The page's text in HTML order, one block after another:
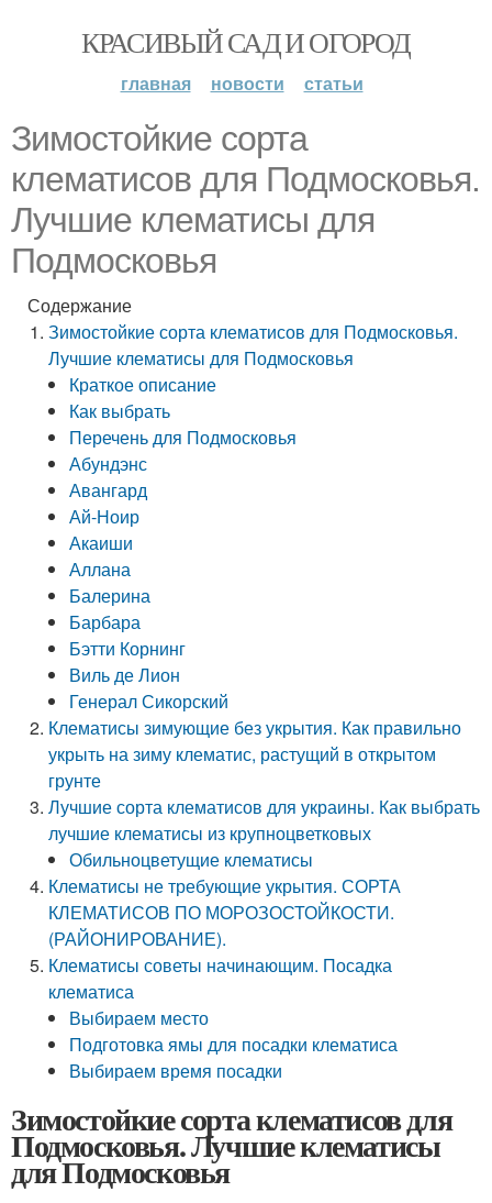
КРАСИВЫЙ САД И ОГОРОД
главная новости статьи
Зимостойкие сорта
клематисов для Подмосковья.
Лучшие клематисы для
Подмосковья
Содержание
Зимостойкие сорта клематисов для Подмосковья.
Лучшие клематисы для Подмосковья
Краткое описание
Как выбрать
Перечень для Подмосковья
Абундэнс
Авангард
Ай-Ноир
Акаиши
Аллана
Балерина
Барбара
Бэтти Корнинг
Виль де Лион
Генерал Сикорский
Клематисы зимующие без укрытия. Как правильно
укрыть на зиму клематис, растущий в открытом
грунте
Лучшие сорта клематисов для украины. Как выбрать
лучшие клематисы из крупноцветковых
Обильноцветущие клематисы
Клематисы не требующие укрытия. СОРТА
КЛЕМАТИСОВ ПО МОРОЗОСТОЙКОСТИ.
(РАЙОНИРОВАНИЕ).
Клематисы советы начинающим. Посадка
клематиса
Выбираем место
Подготовка ямы для посадки клематиса
Выбираем время посадки
Зимостойкие сорта клематисов для
Подмосковья. Лучшие клематисы
для Подмосковья